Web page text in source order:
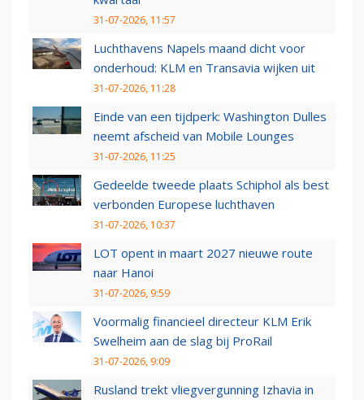
31-07-2026, 11:57
Luchthavens Napels maand dicht voor
onderhoud: KLM en Transavia wijken uit
31-07-2026, 11:28
Einde van een tijdperk: Washington Dulles
neemt afscheid van Mobile Lounges
31-07-2026, 11:25
Gedeelde tweede plaats Schiphol als best
verbonden Europese luchthaven
31-07-2026, 10:37
LOT opent in maart 2027 nieuwe route
naar Hanoi
31-07-2026, 9:59
Voormalig financieel directeur KLM Erik
Swelheim aan de slag bij ProRail
31-07-2026, 9:09
Rusland trekt vliegvergunning Izhavia in